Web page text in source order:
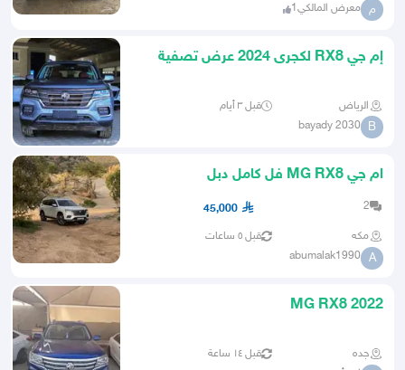
م معرض المالكي1
إم جي RX8 لكجرى 2024 عرض تصفية
الرياض قبل ٣ أيام
B
bayady 2030
ام جي MG RX8 فل كامل دبل
2
45,000
مكه قبل ٥ ساعات
A
abumalak1990
MG RX8 2022
جده قبل ١٤ ساعة